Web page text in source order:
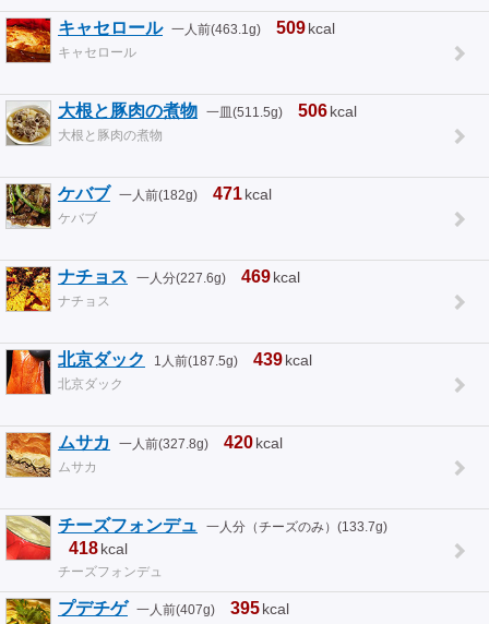
キャセロール 一人前(463.1g) 509kcal
キャセロール
大根と豚肉の煮物 一皿(511.5g) 506kcal
大根と豚肉の煮物
ケバブ 一人前(182g) 471kcal
ケバブ
ナチョス 一人分(227.6g) 469kcal
ナチョス
北京ダック 1人前(187.5g) 439kcal
北京ダック
ムサカ 一人前(327.8g) 420kcal
ムサカ
チーズフォンデュ 一人分（チーズのみ）(133.7g)
418kcal
チーズフォンデュ
プデチゲ 一人前(407g) 395kcal